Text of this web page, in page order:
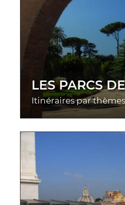
LES PARCS
Itinéraires par thèmes